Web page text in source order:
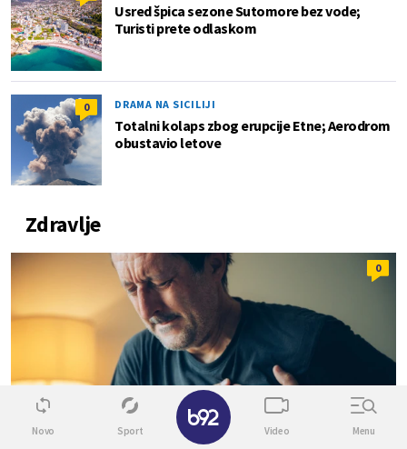
Usred špica sezone Sutomore bez vode;
Turisti prete odlaskom
0 DRAMA NA SICILIJI
Totalni kolaps zbog erupcije Etne; Aerodrom
obustavio letove
Zdravlje
0
Novo Sport Video Menu
✕